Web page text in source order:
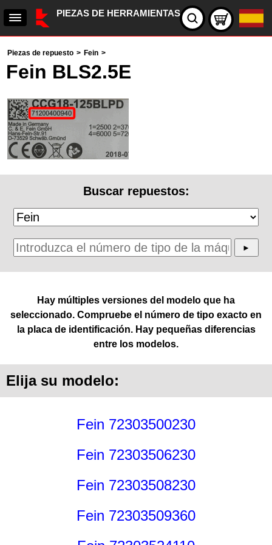
PIEZAS DE HERRAMIENTAS
Piezas de repuesto > Fein >
Fein BLS2.5E
Buscar repuestos:
Hay múltiples versiones del modelo que ha
seleccionado. Compruebe el número de tipo exacto en
la placa de identificación. Hay pequeñas diferencias
entre los modelos.
Elija su modelo:
Fein 72303500230
Fein 72303506230
Fein 72303508230
Fein 72303509360